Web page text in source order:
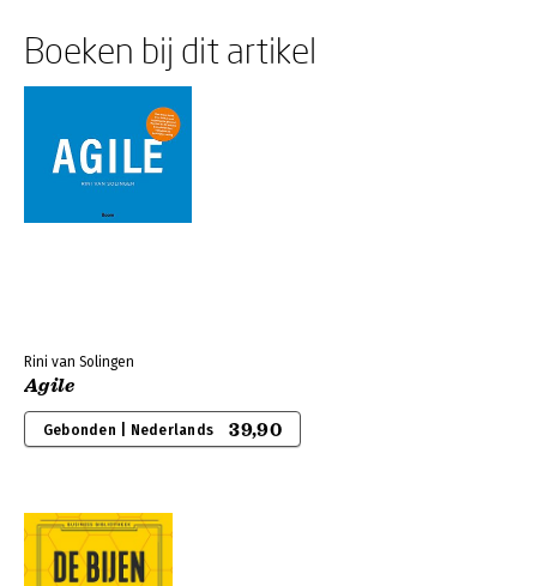
Boeken bij dit artikel
Rini van Solingen
Agile
Gebonden | Nederlands 39,90